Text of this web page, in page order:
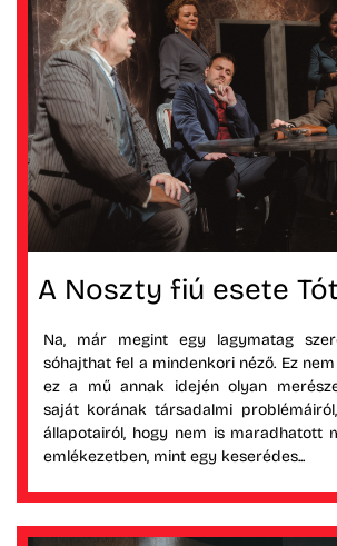
A Noszty fiú esete
Na, már megint egy lagymatag
sóhajthat fel a mindenkori néző. Ez
ez a mű annak idején olyan
saját korának társadalmi
állapotairól, hogy nem is maradhatott
emlékezetben, mint egy keserédes...